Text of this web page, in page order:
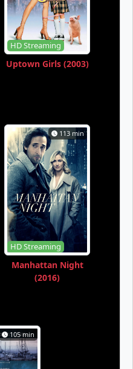
HD Streaming
Uptown Girls (2003)
113 min
HD Streaming
Manhattan Night
(2016)
105 min